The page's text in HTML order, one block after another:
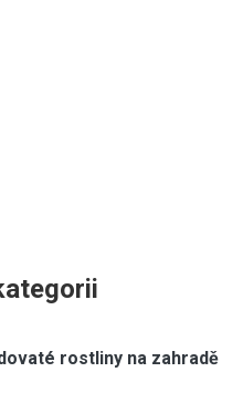
rostliny na zahradě